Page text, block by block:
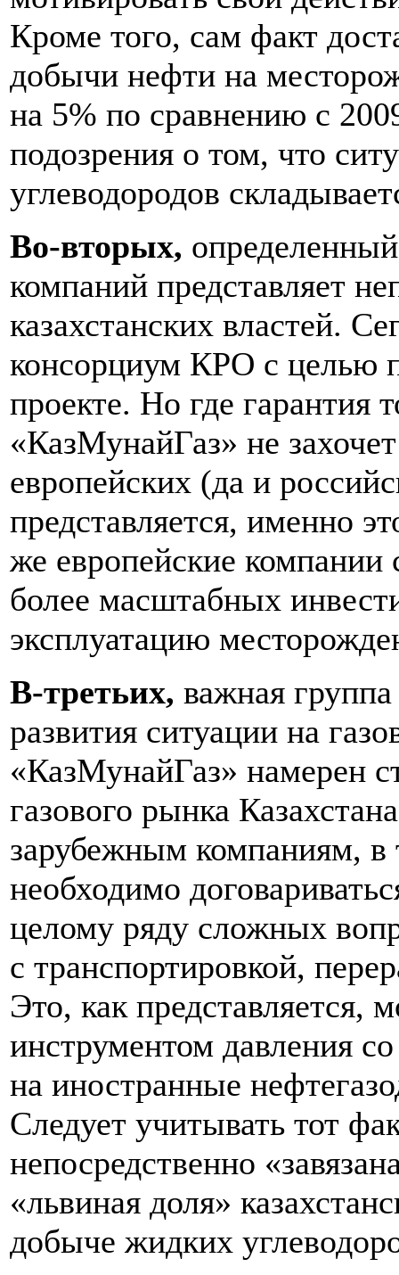
Кроме того, сам факт
добычи нефти на
на 5% по сравнению с
подозрения о том, что
углеводородов
Во-вторых,
компаний представляет
казахстанских властей.
консорциум КРО с целью
проекте. Но где гарантия
«КазМунайГаз» не
европейских (да и
представляется, именно
же европейские компании
более масштабных
эксплуатацию
В-третьих, важная
развития ситуации на
«КазМунайГаз» намерен
газового рынка
зарубежным компаниям, в
необходимо
целому ряду сложных
с транспортировкой,
Это, как
инструментом давления
на иностранные
Следует учитывать тот
непосредственно
«львиная доля»
добыче жидких